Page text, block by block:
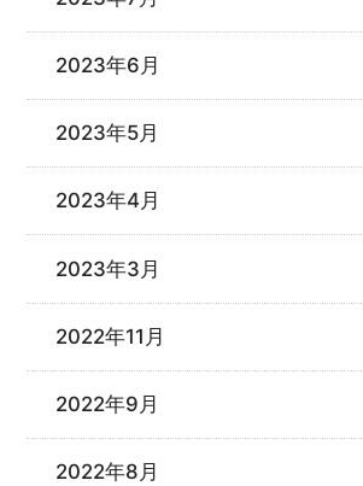
2023年6月
2023年5月
2023年4月
2023年3月
2022年11月
2022年9月
2022年8月